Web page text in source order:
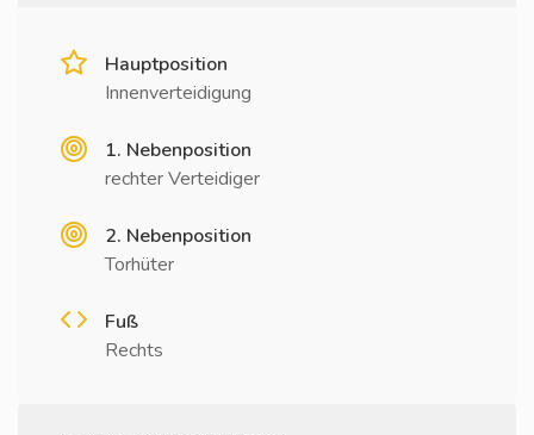
Hauptposition
Innenverteidigung
1. Nebenposition
rechter Verteidiger
2. Nebenposition
Torhüter
Fuß
Rechts